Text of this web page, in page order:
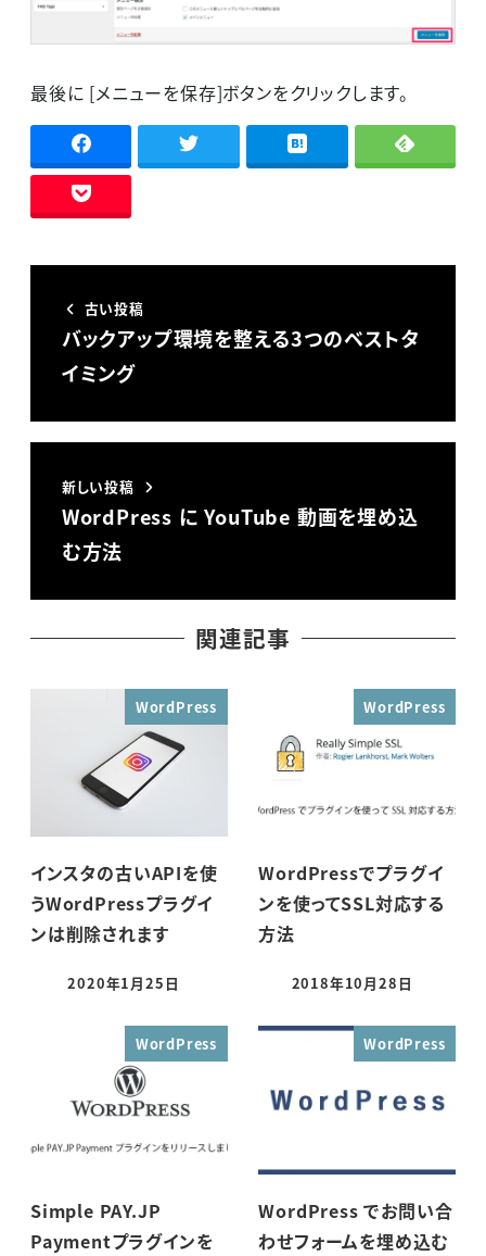
最後に [メニューを保存]ボタンをクリックします。
古い投稿
バックアップ環境を整える3つのベストタ
イミング
新しい投稿
WordPress に YouTube 動画を埋め込
む方法
関連記事
WordPress
インスタの古いAPIを使
うWordPressプラグイ
ンは削除されます
投稿日
2020年1月25日
WordPress
WordPressでプラグイ
ンを使ってSSL対応する
方法
投稿日
2018年10月28日
WordPress
Simple PAY.JP
Paymentプラグインを
WordPress
WordPress でお問い合
わせフォームを埋め込む